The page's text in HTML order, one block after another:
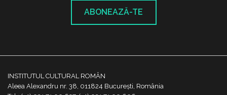
ABONEAZĂ-TE
INSTITUTUL CULTURAL ROMÂN
Aleea Alexandru nr. 38, 011824 București, România